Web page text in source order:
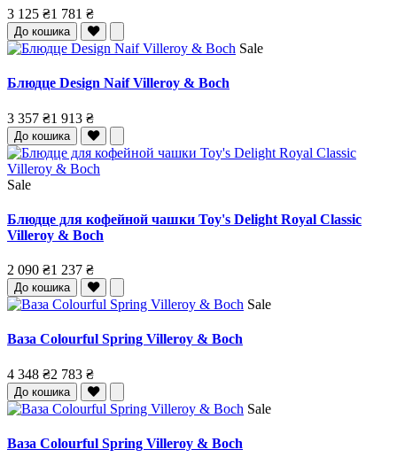
3 125 ₴1 781 ₴
До кошика
Sale
Блюдце Design Naif Villeroy & Boch
3 357 ₴1 913 ₴
До кошика
Sale
Блюдце для кофейной чашки Toy's Delight Royal Classic
Villeroy & Boch
2 090 ₴1 237 ₴
До кошика
Sale
Ваза Colourful Spring Villeroy & Boch
4 348 ₴2 783 ₴
До кошика
Sale
Ваза Colourful Spring Villeroy & Boch